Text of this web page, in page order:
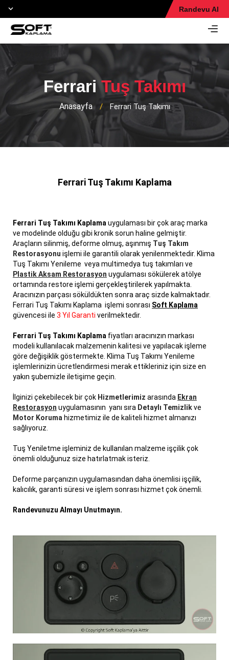
Randevu Al
FerrariTuş Takımı
Anasayfa / Ferrari Tuş Takımı
Ferrari Tuş Takımı Kaplama
Ferrari Tuş Takımı Kaplama uygulaması bir çok araç marka
ve modelinde olduğu gibi kronik sorun haline gelmiştir.
Araçların silinmiş, deforme olmuş, aşınmış Tuş Takım
Restorasyonu işlemi ile garantili olarak yenilenmektedir. Klima
Tuş Takımı Yenileme veya multimedya tuş takımları ve
Plastik Aksam Restorasyon uygulaması sökülerek atölye
ortamında restore işlemi gerçekleştirilerek yapılmakta.
Aracınızın parçası söküldükten sonra araç sizde kalmaktadır.
Ferrari Tuş Takımı Kaplama işlemi sonrası Soft Kaplama
güvencesi ile 3 Yıl Garanti verilmektedir.
Ferrari Tuş Takımı Kaplama fiyatları aracınızın markası
modeli kullanılacak malzemenin kalitesi ve yapılacak işleme
göre değişiklik göstermekte. Klima Tuş Takımı Yenileme
işlemlerinizin ücretlendirmesi merak ettikleriniz için size en
yakın şubemizle iletişime geçin.
İlginizi çekebilecek bir çok Hizmetlerimiz arasında Ekran
Restorasyon uygulamasının yanı sıra Detaylı Temizlikve
Motor Koruma hizmetimiz ile de kaliteli hizmet almanızı
sağlıyoruz.
Tuş Yeniletme işleminiz de kullanılan malzeme işçilik çok
önemli olduğunuz size hatırlatmak isteriz.
Deforme parçanızın uygulamasından daha önemlisi işçilik,
kalıcılık, garanti süresi ve işlem sonrası hizmet çok önemli.
Randevunuzu Almayı Unutmayın.